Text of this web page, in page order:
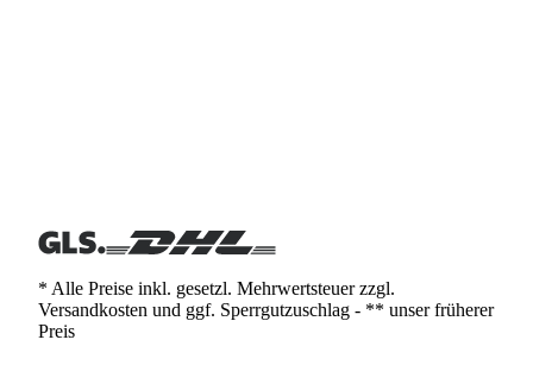
* Alle Preise inkl. gesetzl. Mehrwertsteuer zzgl.
Versandkosten und ggf. Sperrgutzuschlag - ** unser früherer
Preis